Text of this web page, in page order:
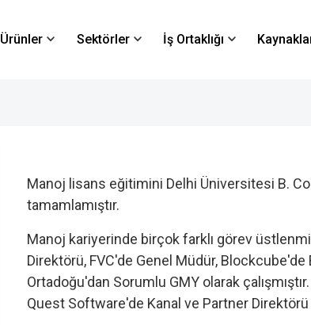
Ürünler Sektörler İş Ortaklığı
Manoj lisans eğitimini Delhi Üniversitesi B.
tamamlamıştır.
Manoj kariyerinde birçok farklı görev
Direktörü, FVC'de Genel Müdür,
Ortadoğu'dan Sorumlu GMY olarak
Quest Software'de Kanal ve Partner Direktörü